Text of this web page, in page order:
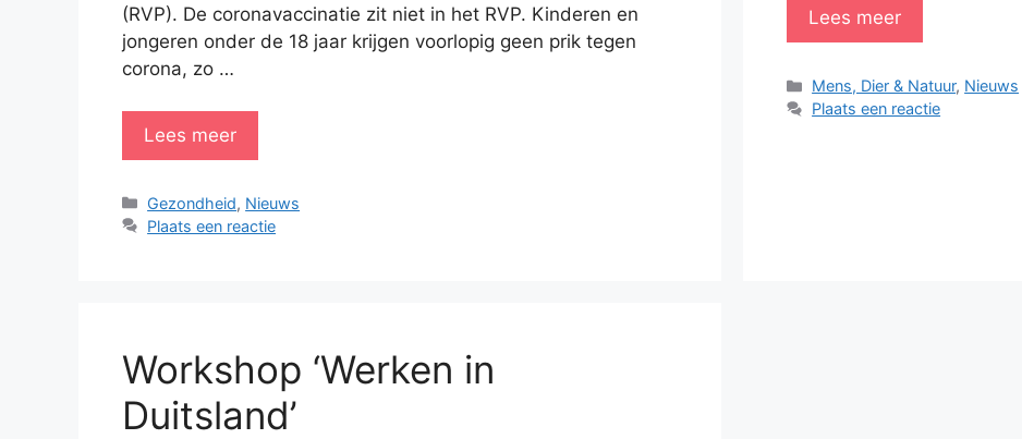
(RVP). De coronavaccinatie zit niet in het RVP. Kinderen en
jongeren onder de 18 jaar krijgen voorlopig geen prik tegen
corona, zo …
Lees meer
Categorieën
Gezondheid, Nieuws
Plaats een reactie
Lees meer
Categorieën
Mens, Dier & Natuur, Nieuws
Plaats een reactie
Workshop ‘Werken in
Duitsland’